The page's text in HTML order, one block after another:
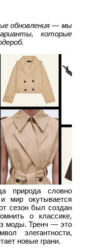
обновления — мы
которые
природа словно
мир окутывается
сезон был создан
о классике,
моды. Тренч — это
элегантности,
новые грани.